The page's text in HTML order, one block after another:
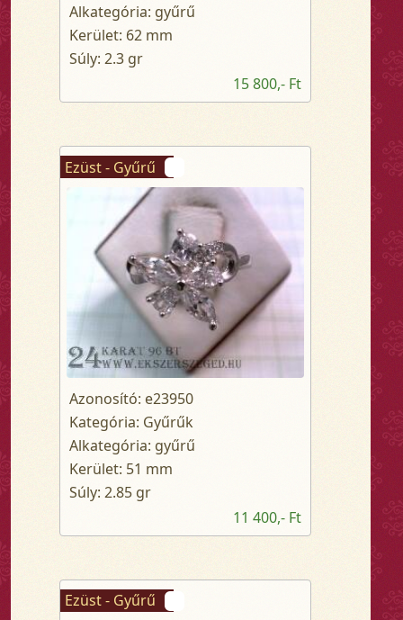
Alkategória: gyűrű
Kerület: 62 mm
Súly: 2.3 gr
15 800,- Ft
Ezüst - Gyűrű
Azonosító: e23950
Kategória: Gyűrűk
Alkategória: gyűrű
Kerület: 51 mm
Súly: 2.85 gr
11 400,- Ft
Ezüst - Gyűrű